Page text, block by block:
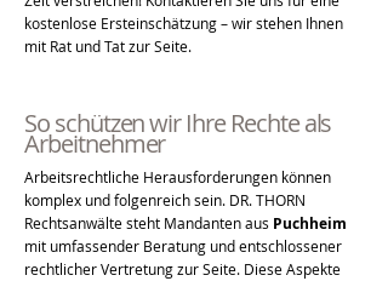
kostenlose Ersteinschätzung – wir stehen Ihnen
mit Rat und Tat zur Seite.
So schützen wir Ihre Rechte als
Arbeitnehmer
Arbeitsrechtliche Herausforderungen können
komplex und folgenreich sein. DR. THORN
Rechtsanwälte steht Mandanten aus Puchheim
mit umfassender Beratung und entschlossener
rechtlicher Vertretung zur Seite. Diese Aspekte